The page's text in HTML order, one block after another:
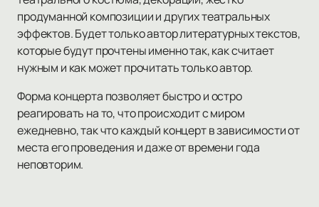
продуманной композиции и других театральных
эффектов. Будет только автор литературных текстов,
которые будут прочтены именно так, как считает
нужным и как может прочитать только автор.
Форма концерта позволяет быстро и остро
реагировать на то, что происходит с миром
ежедневно, так что каждый концерт в зависимости от
места его проведения и даже от времени года
неповторим.